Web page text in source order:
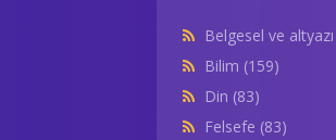
Belgesel ve altyazı
Bilim (159)
Din (83)
Felsefe (83)